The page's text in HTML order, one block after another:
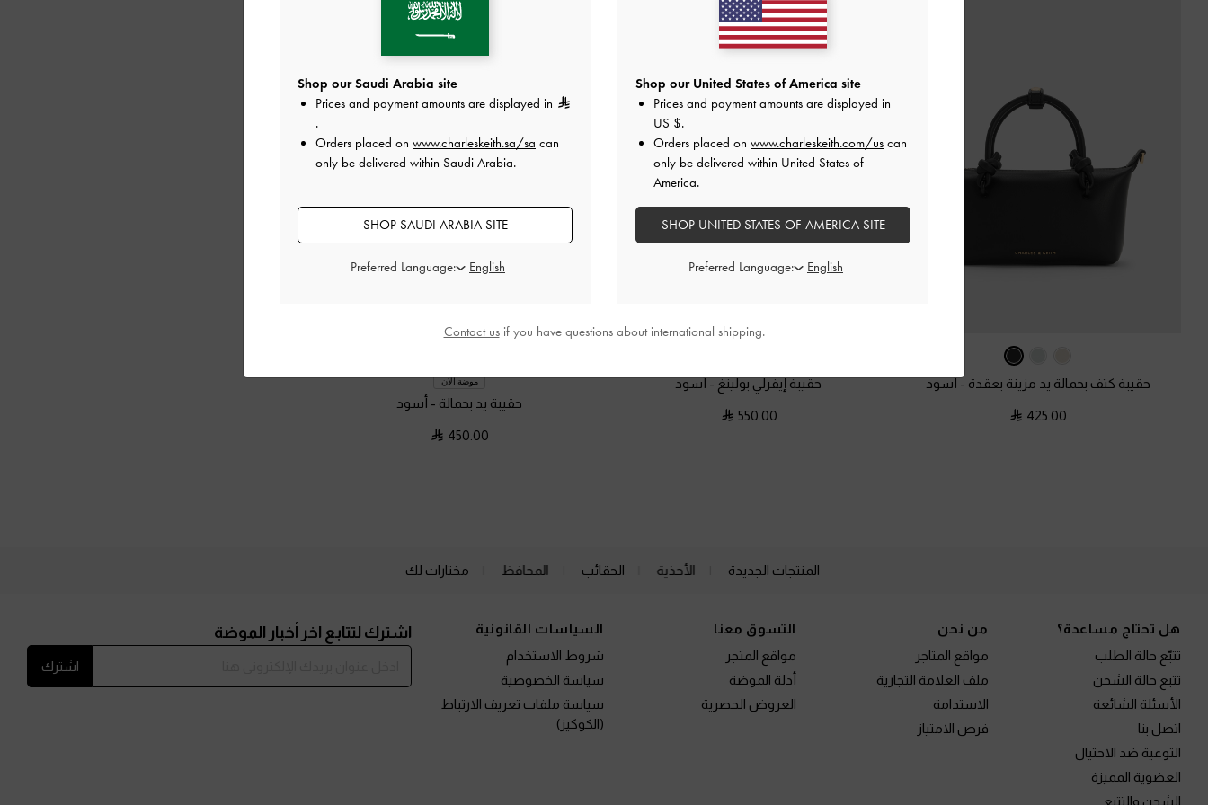
حقيبة كتف بحمالة يد مزينة بعقدة - أسود
425.00
حقيبة إيفرلي بولينغ - أسود
550.00
موضة الان
حقيبة يد بحمالة - أسود
450.00
المنتجات الجديدة الأحذية الحقائب المحافظ مختارات لك
هل تحتاج مساعدة؟
تتبّع حالة الطلب
تتبع حالة الشحن
الأسئلة الشائعة
اتصل بنا
التوعية ضد الاحتيال
العضوية المميزة
الشحن والتتبع
من نحن
مواقع المتاجر
ملف العلامة التجارية
الاستدامة
فرص الامتياز
التسوق معنا
مواقع المتجر
أدلة الموضة
العروض الحصرية
السياسات القانونية
شروط الاستخدام
سياسة الخصوصية
سياسة ملفات تعريف الارتباط
(الكوكيز)
اشترك لتتابع آخر أخبار الموضة
اشترك
Shop our Saudi Arabia site
Prices and payment amounts are displayed in
.
Orders placed on www.charleskeith.sa/sa can
only be delivered within Saudi Arabia.
SHOP SAUDI ARABIA SITE
Preferred Language:
Shop our United States of America site
Prices and payment amounts are displayed in
US $.
Orders placed on www.charleskeith.com/us can
only be delivered within United States of
America.
SHOP UNITED STATES OF AMERICA SITE
Preferred Language:
Contact usif you have questions about international shipping.